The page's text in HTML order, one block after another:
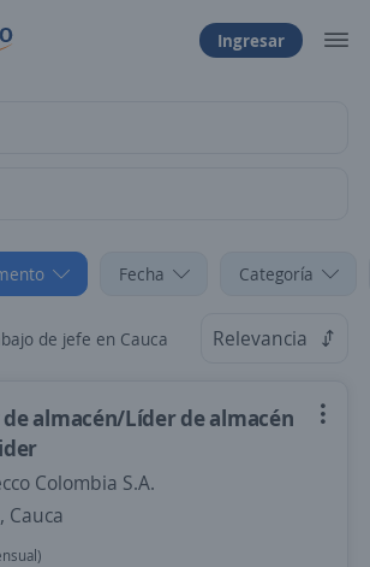
Ingresar
Fecha Categoría
de jefe en Cauca Relevancia
almacén/Líder de almacén
Colombia S.A.
Cauca